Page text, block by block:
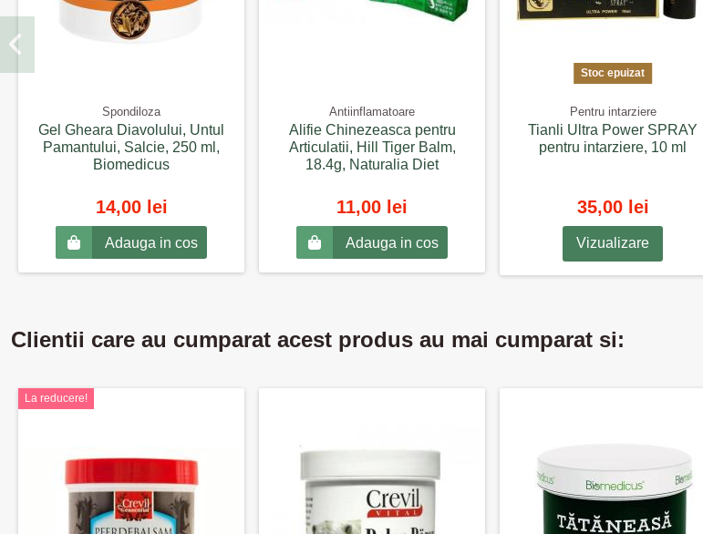
Spondiloza
Gel Gheara Diavolului, Untul
Pamantului, Salcie, 250 ml,
Biomedicus
14,00 lei
Adauga in cos
Antiinflamatoare
Alifie Chinezeasca pentru
Articulatii, Hill Tiger Balm,
18.4g, Naturalia Diet
11,00 lei
Adauga in cos
Stoc epuizat
Pentru intarziere
Tianli Ultra Power SPRAY
pentru intarziere, 10 ml
35,00 lei
Vizualizare
Clientii care au cumparat acest produs au mai cumparat si:
La reducere!